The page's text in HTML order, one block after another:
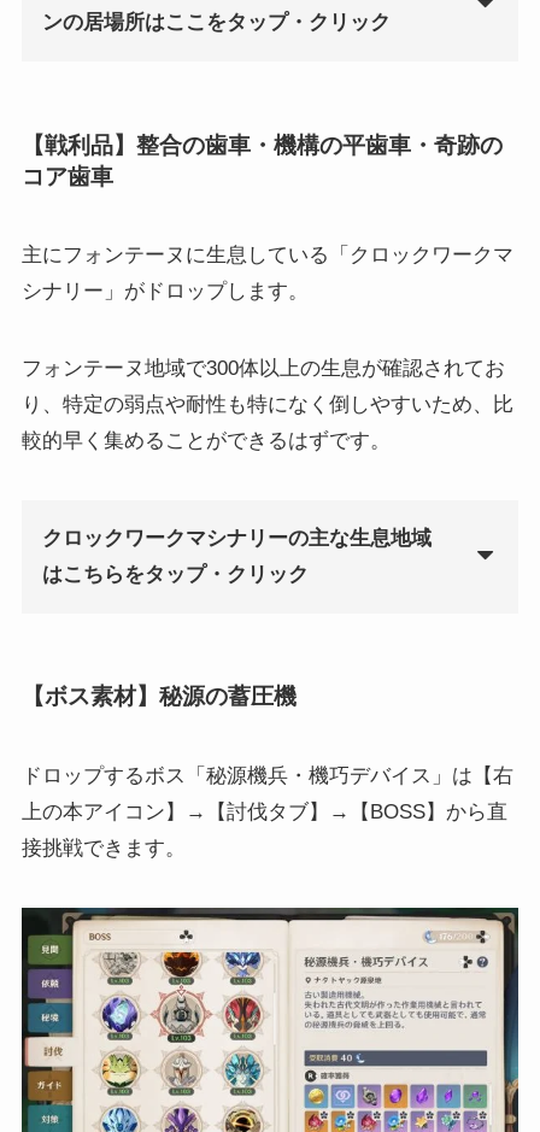
ンの居場所はここをタップ・クリック
【戦利品】整合の歯車・機構の平歯車・奇跡の
コア歯車
主にフォンテーヌに生息している「クロックワークマ
シナリー」がドロップします。
フォンテーヌ地域で300体以上の生息が確認されてお
り、特定の弱点や耐性も特になく倒しやすいため、比
較的早く集めることができるはずです。
クロックワークマシナリーの主な生息地域
はこちらをタップ・クリック
【ボス素材】秘源の蓄圧機
ドロップするボス「秘源機兵・機巧デバイス」は【右
上の本アイコン】→【討伐タブ】→【BOSS】から直
接挑戦できます。